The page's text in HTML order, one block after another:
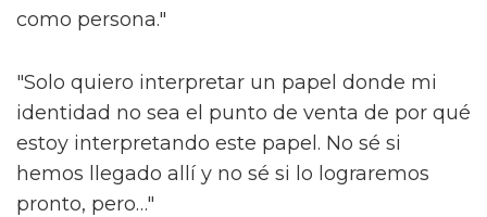
como persona."
"Solo quiero interpretar un papel donde mi
identidad no sea el punto de venta de por qué
estoy interpretando este papel. No sé si
hemos llegado allí y no sé si lo lograremos
pronto, pero…"